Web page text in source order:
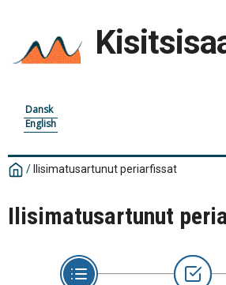
Dansk
English
/ Ilisimatusartunut periarfissat
Ilisimatusartunut